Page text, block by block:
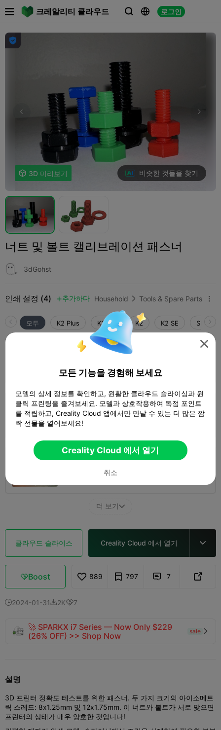
크레알리티 클라우드   로그인
 

 3D 미리보기 비슷한 것들을 찾기
너트 및 볼트 캘리브레이션 패스너
3dGohst
인쇄 설정 (4)  추가하다 Household  Tools & Spare Parts 
모두 K2 Plus K2 Pro K2 K2 SE
0.2mm layer, 4 walls, 15% infill
 47m 26s  1 플레이트
4.0
0.2mm layer, 3 walls, 15% infill

0.2mm layer, 3 walls, 40 infill
01h 56m
더 보기
클라우드 슬라이스 Creality Cloud 에서 열기 
Boost 889 797  7 
2024-01-312K7
🚀 SPARKX i7 Series — Now Only $229
(26% OFF) >> Shop Now
sale 
설명
3D 프린터 정확도 테스트를 위한 패스너. 두 가지 크기의 아이소메트
릭 스레드: 8x1.25mm 및 12x1.75mm. 이 너트와 볼트가 서로 맞으면
프린터의 상태가 매우 양호한 것입니다!

모든 기능을 경험해 보세요
모델의 상세 정보를 확인하고, 원활한 클라우드 슬라이싱과 원
클릭 프린팅을 즐겨보세요. 모델과 상호작용하여 독점 포인트
를 적립하고, Creality Cloud 앱에서만 만날 수 있는 더 많은 깜
짝 선물을 열어보세요!
Creality Cloud 에서 열기
취소